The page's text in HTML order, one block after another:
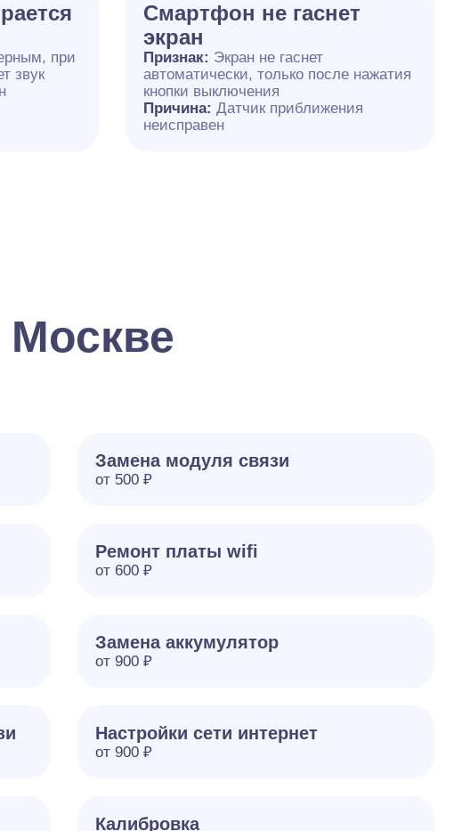
при
звук
Смартфон не гаснет
экран
Признак: Экран не гаснет
автоматически, только после нажатия
кнопки выключения
Причина: Датчик приближения
неисправен
Замена модуля связи
от 500 ₽
Ремонт платы wifi
от 600 ₽
Замена аккумулятор
от 900 ₽
Настройки сети интернет
от 900 ₽
Калибровка